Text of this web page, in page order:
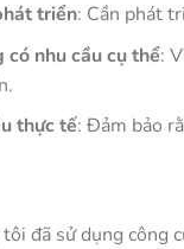
triển: Cần phát
nhu cầu cụ thể:
thực tế: Đảm bảo
đã sử dụng công